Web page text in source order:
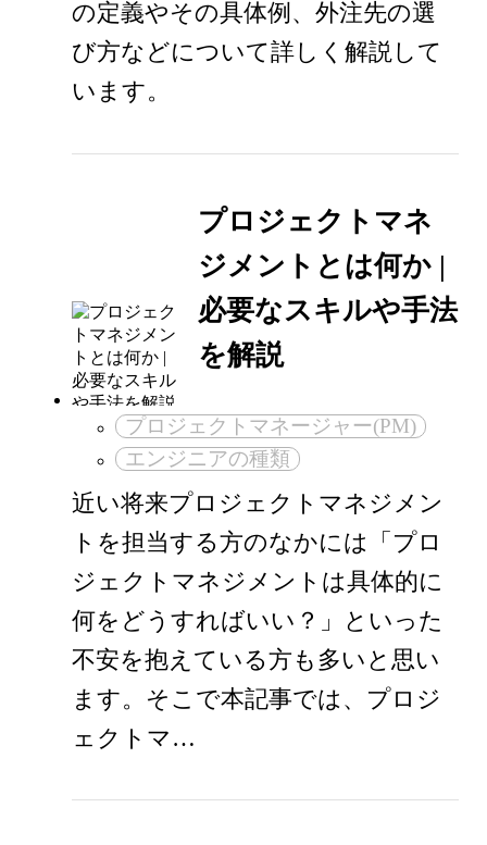
の定義やその具体例、外注先の選
び方などについて詳しく解説して
います。
プロジェクトマネ
ジメントとは何か |
必要なスキルや手法
を解説
プロジェクトマネージャー(PM)
エンジニアの種類
近い将来プロジェクトマネジメン
トを担当する方のなかには「プロ
ジェクトマネジメントは具体的に
何をどうすればいい？」といった
不安を抱えている方も多いと思い
ます。そこで本記事では、プロジ
ェクトマ…